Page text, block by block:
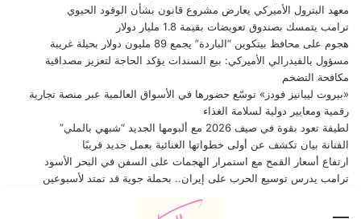
معهد البترول الأميركي يعارض مشروع قانون بشأن الوقود الحيوي
ترامب يتمسك بصندوق تعويضات بقيمة 1.8 مليار دولار
هجوم على محافظ بيتكوين “الباردة” يجمع 89 مليون دولار بحيلة غريبة
مسؤول بالفيدرالي الأميركي: بيع السندات يؤكد الحاجة لتعزيز مصداقية
مكافحة التضخم
«بيروت ليبانيز فودز» توسّع حضورها في الأسواق العالمية عبر منصة تجارية
رقمية ومعايير دولية لسلامة الغذاء
لطيفة تعود بقوة في صيف 2026 مع ألبومها الجديد “شبهي بالملي”
الفنانة بيان تكشف عن أولى خطواتها الغنائية بعمل جديد قريبًا
ارتفاع أسعار القمح مع استمرار الهجمات على السفن في البحر الأسود
ترامب يدرس توسيع الحرب على إيران.. بحملة جوية قد تمتد لأسبوعين